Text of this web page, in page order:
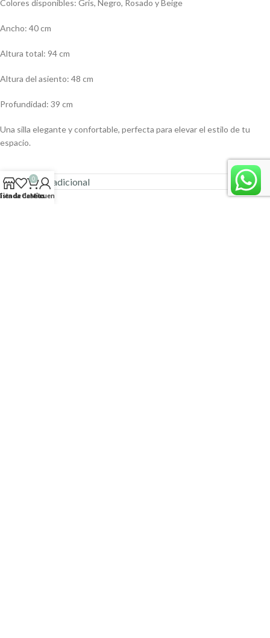
Colores disponibles: Gris, Negro, Rosado y Beige
Ancho: 40 cm
Altura total: 94 cm
Altura del asiento: 48 cm
Profundidad: 39 cm
Una silla elegante y confortable, perfecta para elevar el estilo de tu
espacio.
Información adicional
de deseos
0
Carrito
Mi cuenta